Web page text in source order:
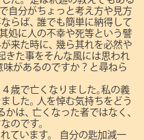
自分がちょっと考え方や見方
らば､
誰でも簡単に納得して
処に人の不幸や死等という譬
来た時に､
幾ら其れを必然や
きた事をそんな風には思われ
があるのですか？と尋ねら
歳で亡くなりました｡私の義
した｡
人を悼む気持ちをどう
かは､
亡くなった者ではなく､
のです。
ています。
自分の匙加減一